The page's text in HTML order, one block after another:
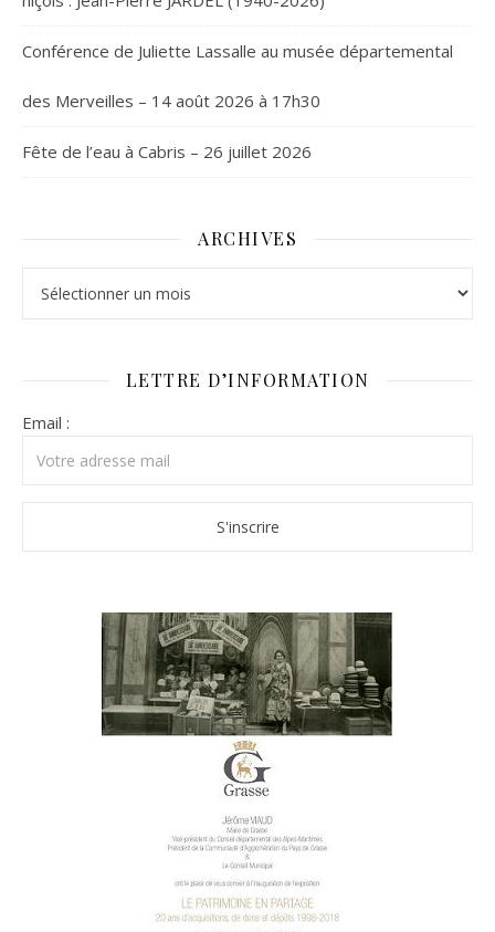
Conférence de Juliette Lassalle au musée départemental
des Merveilles – 14 août 2026 à 17h30
Fête de l’eau à Cabris – 26 juillet 2026
ARCHIVES
LETTRE D’INFORMATION
Email :